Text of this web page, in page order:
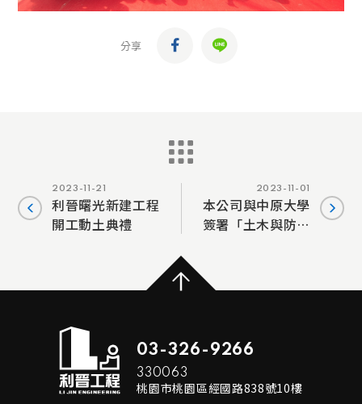
分享
2023-11-21
利晉曙光新建工程
開工動土典禮
2023-11-01
本公司與中原大學
簽署「土木與防災
03-326-9266
330063
桃園市桃園區經國路838號10樓